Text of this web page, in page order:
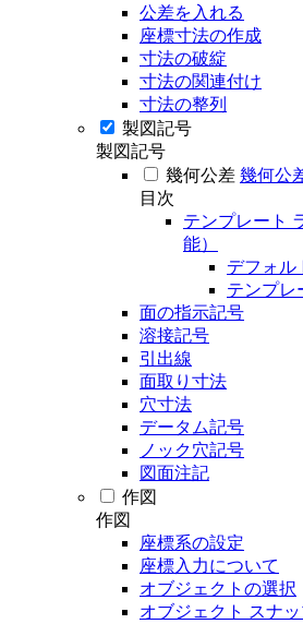
公差を入れる
座標寸法の作成
寸法の破綻
寸法の関連付け
寸法の整列
製図記号
製図記号
幾何公差 幾何公
目次
テンプレート
能）
デフォル
テンプレ
面の指示記号
溶接記号
引出線
面取り寸法
穴寸法
データム記号
ノック穴記号
図面注記
作図
作図
座標系の設定
座標入力について
オブジェクトの選択
オブジェクト スナ